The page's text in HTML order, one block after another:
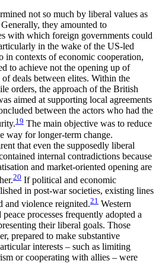
not so much by liberal values as
they amounted to
with which foreign governments could
in the wake of the US-led
in contexts of economic cooperation,
to achieve not the opening up of
deals between elites. Within the
orders, the approach of the British
aimed at supporting local agreements
between the actors who had the
19 The main objective was to reduce
way for longer-term change.
that even the supposedly liberal
internal contradictions because
and market-oriented opening are
20 If political and economic
in post-war societies, existing lines
and violence reignited.21 Western
processes fre­quent­ly adopted a
their liberal goals. Those
prepared to make substantive
interests – such as limiting
or cooperating with allies – were